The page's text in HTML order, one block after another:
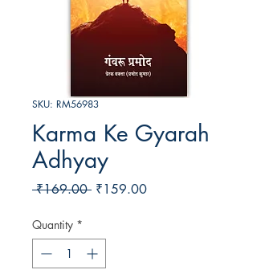
SKU: RM56983
Karma Ke Gyarah
Adhyay
₹169.00 Regular
₹159.00Sale
Quantity *